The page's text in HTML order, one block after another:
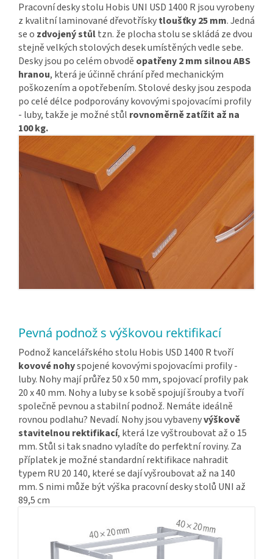
Pracovní desky stolu Hobis UNI USD 1400 R jsou vyrobeny
z kvalitní laminované dřevotřískytloušťky 25 mm. Jedná
se o zdvojený stůltzn. že plocha stolu se skládá ze dvou
stejně velkých stolových desek umístěných vedle sebe.
Desky jsou po celém obvodě opatřeny 2 mm silnou ABS
hranou, která je účinně chrání před mechanickým
poškozením a opotřebením. Stolové desky jsou zespoda
po celé délce podporovány kovovými spojovacími profily
- luby, takže je možné stůl rovnoměrně zatížit až na
100 kg.
Pevná podnož s výškovou rektifikací
Podnož kancelářského stolu Hobis USD 1400 R tvoří
kovové nohyspojené kovovými spojovacími profily -
luby. Nohy mají průřez 50 x 50 mm, spojovací profily pak
20 x 40 mm. Nohy a luby se k sobě spojují šrouby a tvoří
společně pevnou a stabilní podnož. Nemáte ideálně
rovnou podlahu? Nevadí. Nohy jsou vybavenyvýškově
stavitelnou rektifikací, která lze vyštroubovat až o 15
mm. Stůl si tak snadno vyladíte do perfektní roviny. Za
příplatek je možné standardní rektifikace nahradit
typem RU 20 140, které se dají vyšroubovat až na 140
mm. S nimi může být výška pracovní desky stolů UNI až
89,5 cm